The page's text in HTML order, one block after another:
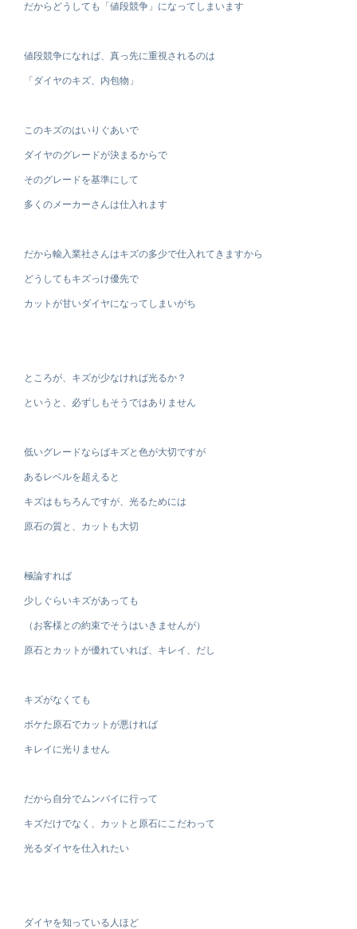
だからどうしても「値段競争」になってしまいます
値段競争になれば、真っ先に重視されるのは
「ダイヤのキズ、内包物」
このキズのはいりぐあいで
ダイヤのグレードが決まるからで
そのグレードを基準にして
多くのメーカーさんは仕入れます
だから輸入業社さんはキズの多少で仕入れてきますから
どうしてもキズっけ優先で
カットが甘いダイヤになってしまいがち
ところが、キズが少なければ光るか？
というと、必ずしもそうではありません
低いグレードならばキズと色が大切ですが
あるレベルを超えると
キズはもちろんですが、光るためには
原石の質と、カットも大切
極論すれば
少しぐらいキズがあっても
（お客様との約束でそうはいきませんが）
原石とカットが優れていれば、キレイ、だし
キズがなくても
ボケた原石でカットが悪ければ
キレイに光りません
だから自分でムンバイに行って
キズだけでなく、カットと原石にこだわって
光るダイヤを仕入れたい
ダイヤを知っている人ほど